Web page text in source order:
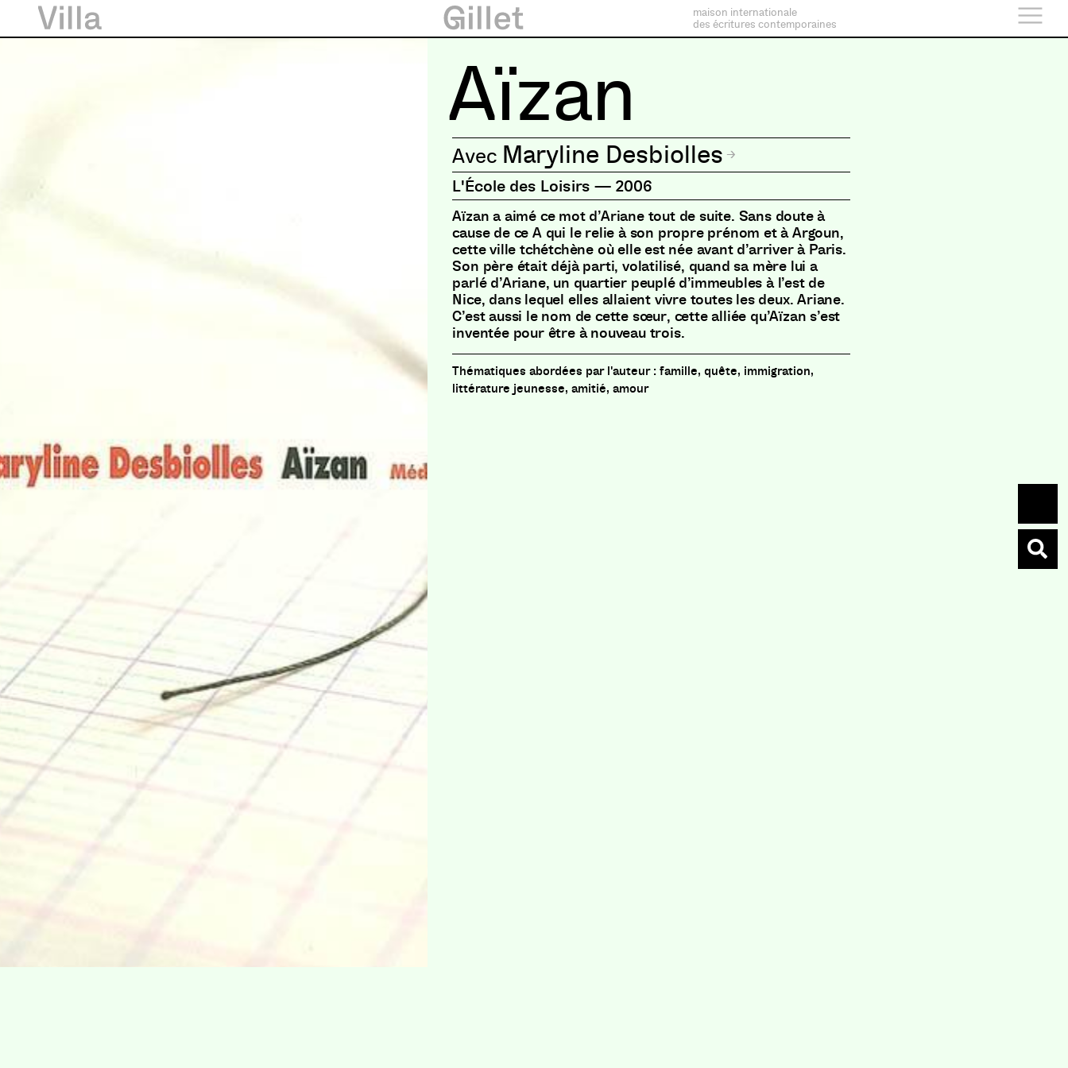
maison internationale
des écritures contemporaines
Aïzan
Maryline Desbiolles
L'École des Loisirs — 2006
Aïzan a aimé ce mot d’Ariane tout de suite. Sans doute à
cause de ce A qui le relie à son propre prénom et à Argoun,
cette ville tchétchène où elle est née avant d’arriver à Paris.
Son père était déjà parti, volatilisé, quand sa mère lui a
parlé d’Ariane, un quartier peuplé d’immeubles à l’est de
Nice, dans lequel elles allaient vivre toutes les deux. Ariane.
C’est aussi le nom de cette sœur, cette alliée qu’Aïzan s’est
inventée pour être à nouveau trois.
famille, quête, immigration,
littérature jeunesse, amitié, amour